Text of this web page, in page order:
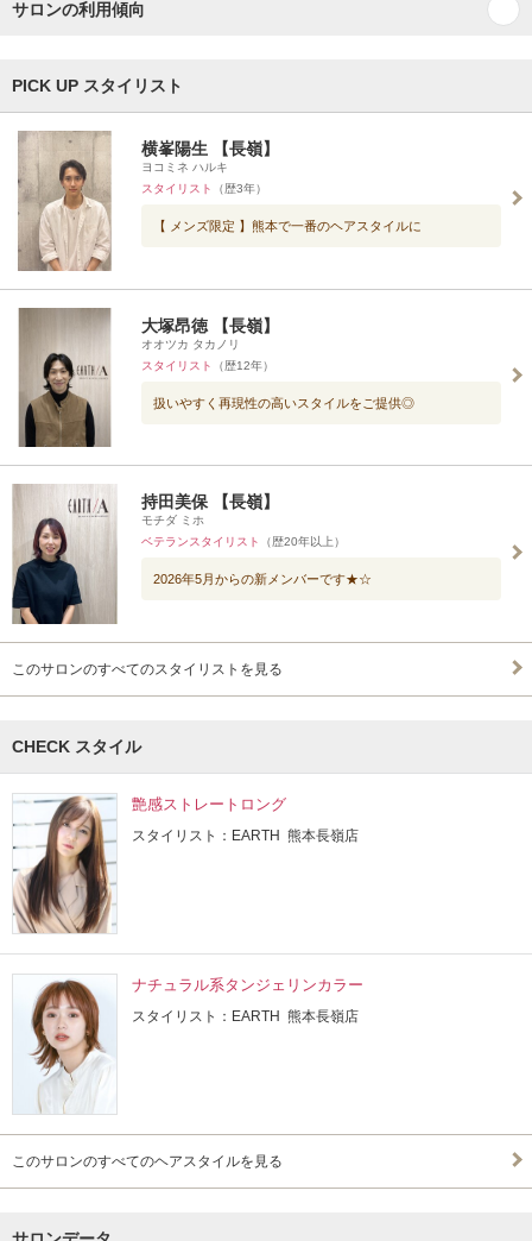
サロンの利用傾向
PICK UP スタイリスト
横峯陽生 【長嶺】
ヨコミネ ハルキ
スタイリスト
（歴3年）
【 メンズ限定 】熊本で一番のヘアスタイルに
大塚昂徳 【長嶺】
オオツカ タカノリ
スタイリスト
（歴12年）
扱いやすく再現性の高いスタイルをご提供◎
持田美保 【長嶺】
モチダ ミホ
ベテランスタイリスト
（歴20年以上）
2026年5月からの新メンバーです★☆
このサロンのすべてのスタイリストを見る
CHECK スタイル
艶感ストレートロング
スタイリスト：EARTH 熊本長嶺店
ナチュラル系タンジェリンカラー
スタイリスト：EARTH 熊本長嶺店
このサロンのすべてのヘアスタイルを見る